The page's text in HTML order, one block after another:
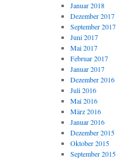
Januar 2018
Dezember 2017
September 2017
Juni 2017
Mai 2017
Februar 2017
Januar 2017
Dezember 2016
Juli 2016
Mai 2016
März 2016
Januar 2016
Dezember 2015
Oktober 2015
September 2015